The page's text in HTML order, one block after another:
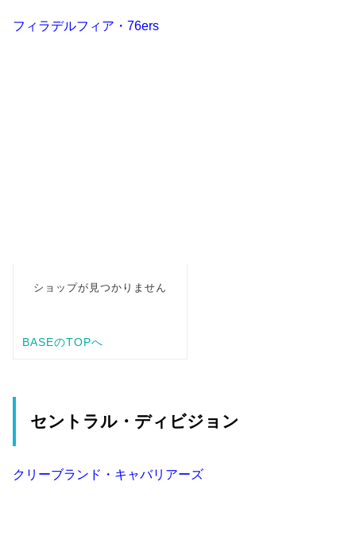
フィラデルフィア・76ers
セントラル・ディビジョン
クリーブランド・キャバリアーズ